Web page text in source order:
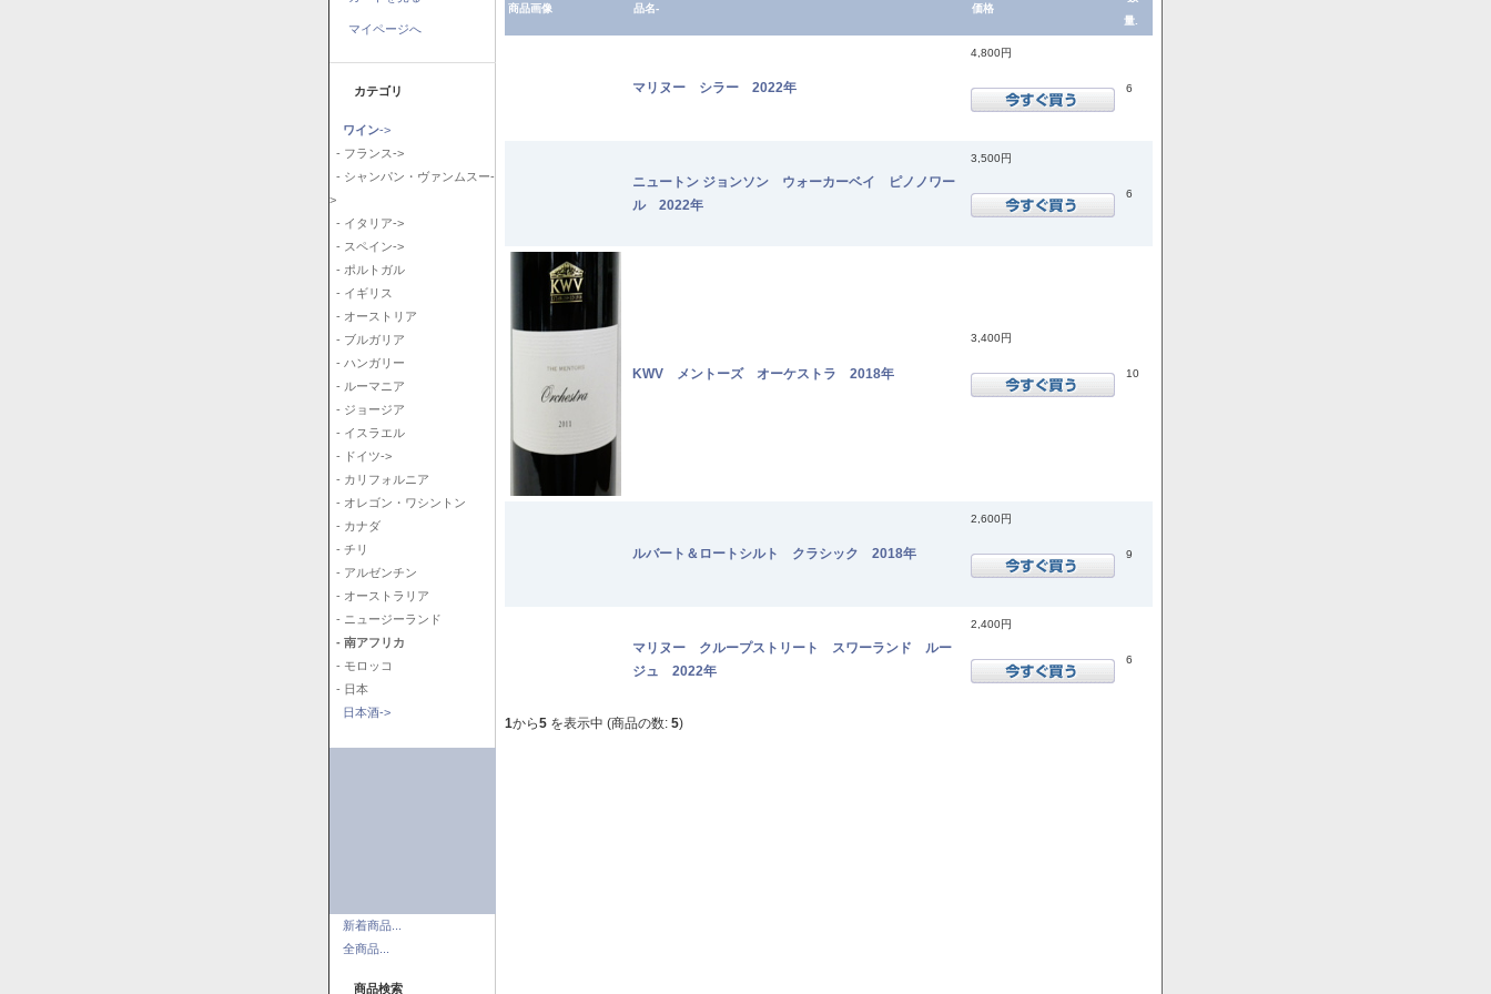
マイページへ
カテゴリ
ワイン->
- フランス->
- シャンパン・ヴァンムスー-
>
- イタリア->
- スペイン->
- ポルトガル
- イギリス
- オーストリア
- ブルガリア
- ハンガリー
- ルーマニア
- ジョージア
- イスラエル
- ドイツ->
- カリフォルニア
- オレゴン・ワシントン
- カナダ
- チリ
- アルゼンチン
- オーストラリア
- ニュージーランド
- 南アフリカ
- モロッコ
- 日本
日本酒->
新着商品...
全商品...
商品検索
商品画像 品名- 価格
量.
マリヌー シラー 2022年
4,800円
6
ニュートン ジョンソン ウォーカーベイ ピノノワー
ル 2022年
3,500円
6
KWV メントーズ オーケストラ 2018年
3,400円
10
ルバート＆ロートシルト クラシック 2018年
2,600円
9
マリヌー クループストリート スワーランド ルー
ジュ 2022年
2,400円
6
1から5 を表示中 (商品の数: 5)